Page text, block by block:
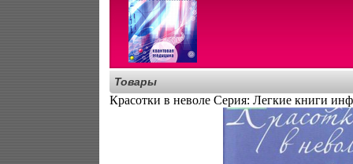
Товары
Красотки в неволе Серия: Легкие книги